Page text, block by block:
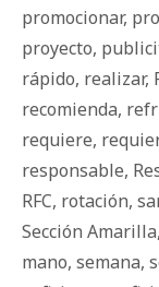
promocionar,
proyecto,
rápido, realizar,
recomienda,
requiere,
responsable,
RFC, rotación,
Sección Amarilla,
mano, semana,